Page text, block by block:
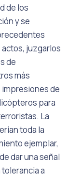
de los
y se
juzgarlos
de
más
de
para
La
toda la
ejemplar,
dar una señal
a